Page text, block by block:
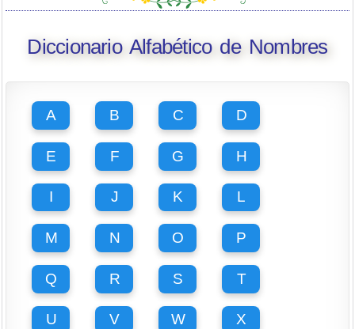
Diccionario Alfabético de Nombres
A B C D
E F G H
I J K L
M N O P
Q R S T
U V W X